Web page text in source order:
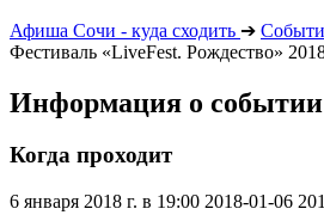
Афиша Сочи - куда сходить ➔
Фестиваль «LiveFest. Рождество»
Информация о событии
Когда проходит
6 января 2018 г. в 19:00 2018-01-06